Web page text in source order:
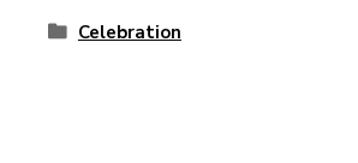
Celebration